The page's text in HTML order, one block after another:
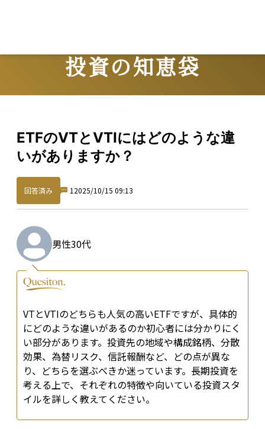
投資の知恵袋
ETFのVTとVTIにはどのような違
いがありますか？
回答済み 1 2025/10/15 09:13
男性30代
VTとVTIのどちらも人気の高いETFですが、具体的
にどのような違いがあるのか初心者には分かりにく
い部分があります。投資先の地域や構成銘柄、分散
効果、為替リスク、信託報酬など、どの点が異な
り、どちらを選ぶべきか迷っています。長期投資を
考える上で、それぞれの特徴や向いている投資スタ
イルを詳しく教えてください。